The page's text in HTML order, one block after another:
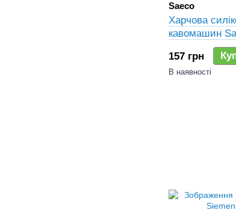
Saeco
Харчова
кавомашин
157 грн
В наявності